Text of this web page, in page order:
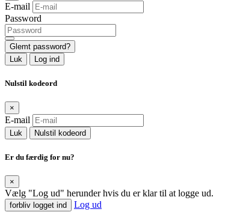
E-mail
Password
Glemt password?
Luk
Log ind
Nulstil kodeord
×
E-mail
Luk Nulstil kodeord
Er du færdig for nu?
×
Vælg "Log ud" herunder hvis du er klar til at logge ud.
forbliv logget ind Log ud